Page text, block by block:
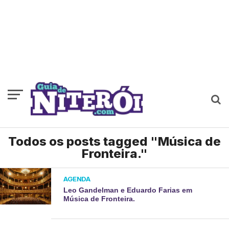
Todos os posts tagged "Música de
Fronteira."
AGENDA
Leo Gandelman e Eduardo Farias em
Música de Fronteira.